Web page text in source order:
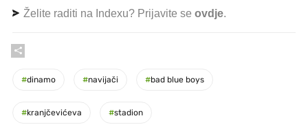
Želite raditi na Indexu? Prijavite se ovdje.
#dinamo #navijači #bad blue boys
#kranjčevićeva #stadion